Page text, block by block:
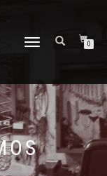
CAMBIAR
0